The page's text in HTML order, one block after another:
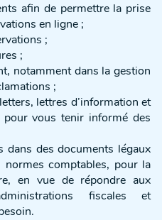
afin de permettre la prise
en ligne ;
;
;
notamment dans la gestion
;
lettres d’information et
vous tenir informé des
dans des documents légaux
comptables, pour la
en vue de répondre aux
fiscales et